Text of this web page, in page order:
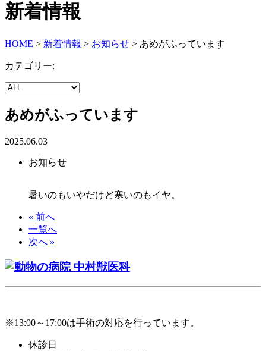
新着情報
HOME > 新着情報 > お知らせ > あめがふっています
カテゴリー:
あめがふっています
2025.06.03
お知らせ
暑いのもいやだけど寒いのもイヤ。
« 前へ
一覧へ
次へ »
※13:00～17:00は手術の対応を行っています。
休診日